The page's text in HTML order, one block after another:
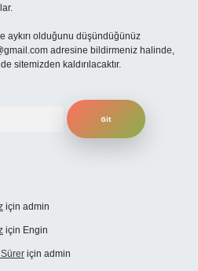
aykırı olduğunu düşündüğünüz
adresine bildirmeniz halinde,
sitemizden kaldırılacaktır.
için admin
için Engin
için admin